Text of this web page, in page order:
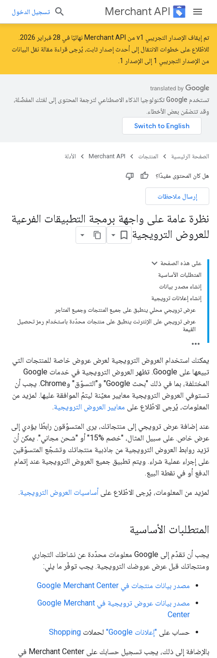
Merchant API تسجيل الدخول
للاطّلاع على خطوات الانتقال إلى أحدث إصدار ثابت، يُرجى قراءة مقالة نقل البيانات
من الإصدار التجريبي 1 إلى الإصدار 1
تستخدم Google تكنولوجيا الذكاء الاصطناعي لترجمة المحتوى إلى لغتك المفضّلة،
وقد تتضمّن بعض الأخطاء.
الصفحة الرئيسية المنتجات Merchant API الأدلة
هل كان المحتوى مفيدًا؟
إرسال ملاحظات
نظرة عامة على واجهة برمجة التطبيقات الفرعية
للعروض الترويجية
على هذه الصفحة
المتطلبات الأساسية
إنشاء مصدر بيانات
إنشاء إعلانات ترويجية
عرض ترويجي محلي ينطبق على جميع المنتجات وجميع المتاجر
عرض ترويجي على الإنترنت ينطبق على منتجات محدّدة باستخدام رمز تحصيل
القيمة
يمكنك استخدام العروض الترويجية لعرض عروض خاصة للمنتجات التي
تبيعها على Google. تظهر العروض الترويجية في خدمات Google
المختلفة، بما في ذلك "بحث Google" و"التسوّق" وChrome. يجب أن
تستوفي العروض الترويجية معايير معيّنة ليتمّ الموافقة عليها. لمزيد من
المعلومات، يُرجى الاطّلاع على معايير العروض الترويجية.
عند إضافة عرض ترويجي إلى منتجاتك، يرى المتسوّقون رابطًا يؤدي إلى
عرض خاص. على سبيل المثال، "خصم ‎15%" أو "شحن مجاني". يمكن أن
تزيد روابط العروض الترويجية من جاذبية منتجاتك وتشجّع المتسوّقين
على إجراء عملية شراء. ويتم تطبيق جميع العروض الترويجية عند إتمام
الدفع أو في نقطة البيع.
لمزيد من المعلومات، يُرجى الاطّلاع علىأساسيات العروض الترويجية.
المتطلبات الأساسية
يجب أن تقدّم إلى Google معلومات محدّدة عن نشاطك التجاري
ومنتجاتك قبل عرض عروضك الترويجية. يجب توفّر ما يلي:
مصدر بيانات منتجات في Google Merchant Center
مصدر بيانات عروض ترويجية في Google Merchant
Center
حساب على "إعلانات Google" لحملات Shopping
بالإضافة إلى ذلك، يجب تسجيل حسابك على Merchant Center في